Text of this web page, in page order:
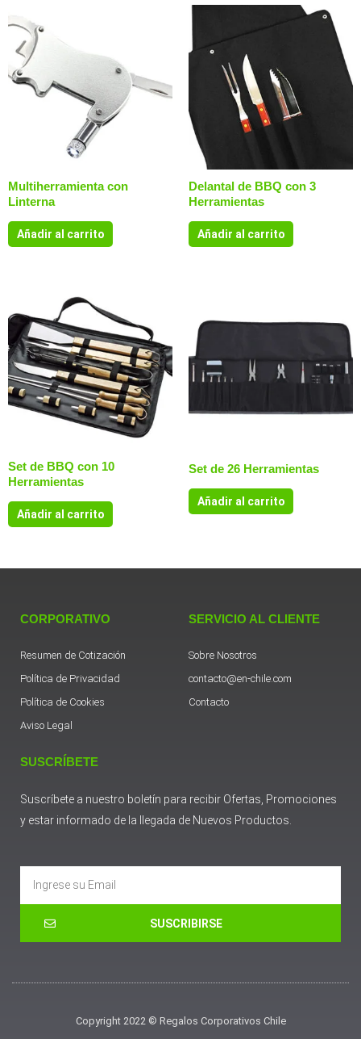
Multiherramienta con
Linterna
Añadir al carrito
Delantal de BBQ con 3
Herramientas
Añadir al carrito
Set de BBQ con 10
Herramientas
Añadir al carrito
Set de 26 Herramientas
Añadir al carrito
CORPORATIVO
Resumen de Cotización
Política de Privacidad
Política de Cookies
Aviso Legal
SERVICIO AL CLIENTE
Sobre Nosotros
contacto@en-chile.com
Contacto
SUSCRÍBETE
Suscríbete a nuestro boletín para recibir Ofertas, Promociones
y estar informado de la llegada de Nuevos Productos.
SUSCRIBIRSE
Copyright 2022 © Regalos Corporativos Chile